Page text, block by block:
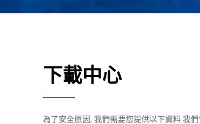
下載中心
為了安全原因, 我們需要您提供以下資料 我